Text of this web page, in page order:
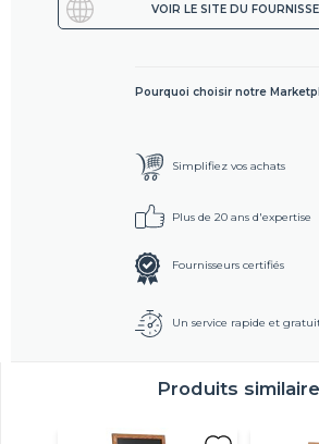
VOIR LE SITE DU
Pourquoi choisir notre
Simplifiez vos achats
Plus de 20 ans d'expertise
Fournisseurs certifiés
Un service rapide et
Produits